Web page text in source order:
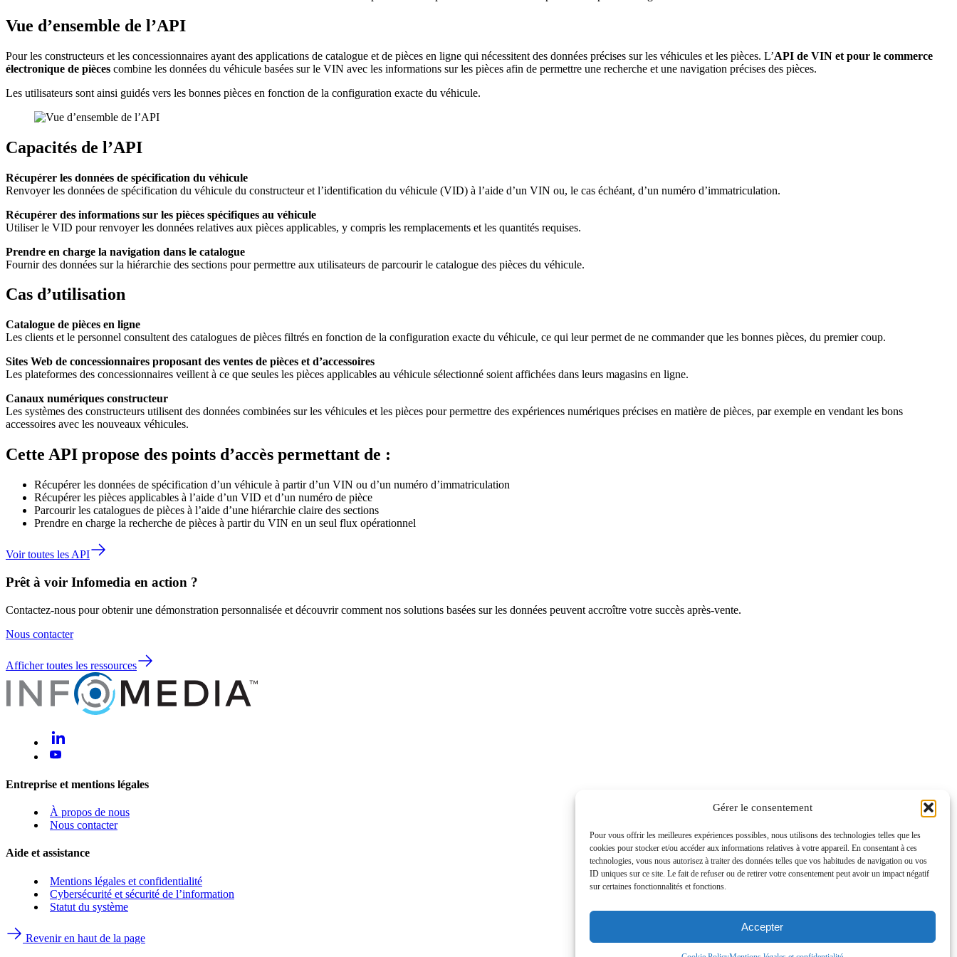
Gérer le consentement
Pour vous offrir les meilleures expériences possibles, nous utilisons des technologies telles que les
cookies pour stocker et/ou accéder aux informations relatives à votre appareil. En consentant à ces
technologies, vous nous autorisez à traiter des données telles que vos habitudes de navigation ou vos
ID uniques sur ce site. Le fait de refuser ou de retirer votre consentement peut avoir un impact négatif
sur certaines fonctionnalités et fonctions.
Accepter
Vue d’ensemble de l’API
Pour les constructeurs et les concessionnaires ayant des applications de catalogue et de pièces en ligne qui nécessitent des données précises sur les véhicules et les pièces. L’API de VIN et pour le commerce
électronique de pièces combine les données du véhicule basées sur le VIN avec les informations sur les pièces afin de permettre une recherche et une navigation précises des pièces.
Les utilisateurs sont ainsi guidés vers les bonnes pièces en fonction de la configuration exacte du véhicule.
Capacités de l’API
Récupérer les données de spécification du véhicule
Renvoyer les données de spécification du véhicule du constructeur et l’identification du véhicule (VID) à l’aide d’un VIN ou, le cas échéant, d’un numéro d’immatriculation.
Récupérer des informations sur les pièces spécifiques au véhicule
Utiliser le VID pour renvoyer les données relatives aux pièces applicables, y compris les remplacements et les quantités requises.
Prendre en charge la navigation dans le catalogue
Fournir des données sur la hiérarchie des sections pour permettre aux utilisateurs de parcourir le catalogue des pièces du véhicule.
Cas d’utilisation
Catalogue de pièces en ligne
Les clients et le personnel consultent des catalogues de pièces filtrés en fonction de la configuration exacte du véhicule, ce qui leur permet de ne commander que les bonnes pièces, du premier coup.
Sites Web de concessionnaires proposant des ventes de pièces et d’accessoires
Les plateformes des concessionnaires veillent à ce que seules les pièces applicables au véhicule sélectionné soient affichées dans leurs magasins en ligne.
Canaux numériques constructeur
Les systèmes des constructeurs utilisent des données combinées sur les véhicules et les pièces pour permettre des expériences numériques précises en matière de pièces, par exemple en vendant les bons
accessoires avec les nouveaux véhicules.
Cette API propose des points d’accès permettant de :
Récupérer les données de spécification d’un véhicule à partir d’un VIN ou d’un numéro d’immatriculation
Récupérer les pièces applicables à l’aide d’un VID et d’un numéro de pièce
Parcourir les catalogues de pièces à l’aide d’une hiérarchie claire des sections
Prendre en charge la recherche de pièces à partir du VIN en un seul flux opérationnel
Voir toutes les API
Prêt à voir Infomedia en action ?
Contactez-nous pour obtenir une démonstration personnalisée et découvrir comment nos solutions basées sur les données peuvent accroître votre succès après-vente.
Nous contacter
Afficher toutes les ressources
Entreprise et mentions légales
À propos de nous
Nous contacter
Aide et assistance
Mentions légales et confidentialité
Cybersécurité et sécurité de l’information
Statut du système
Revenir en haut de la page